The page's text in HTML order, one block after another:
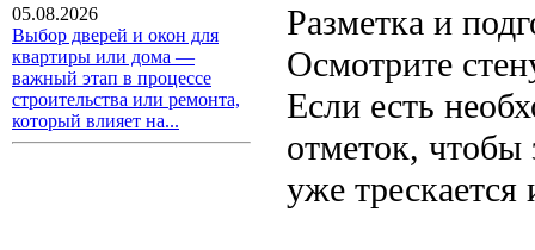
05.08.2026
Выбор дверей и окон для
квартиры или дома —
важный этап в процессе
строительства или ремонта,
который влияет на...
Разметка и
Осмотрите
Если есть
отметок, чтобы
уже